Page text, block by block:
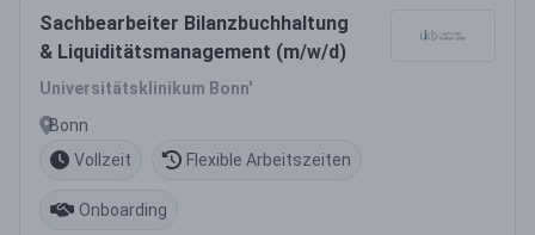
Sachbearbeiter Bilanzbuchhaltung
& Liquiditätsmanagement (m/w/d)
Universitätsklinikum Bonn'
Bonn
Vollzeit
Flexible Arbeitszeiten
Onboarding